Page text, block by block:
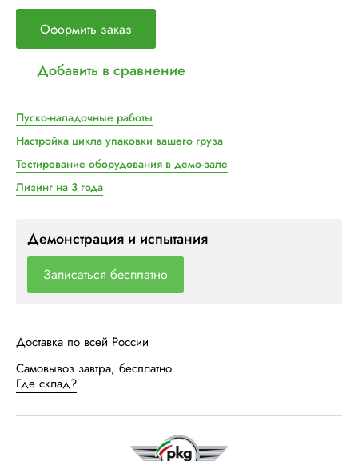
Оформить заказ
Добавить в сравнение
Пуско-наладочные работы
Настройка цикла упаковки вашего груза
Тестирование оборудования в демо-зале
Лизинг на 3 года
Демонстрация и испытания
Записаться бесплатно
Доставка по всей России
Самовывоз завтра, бесплатно
Где склад?